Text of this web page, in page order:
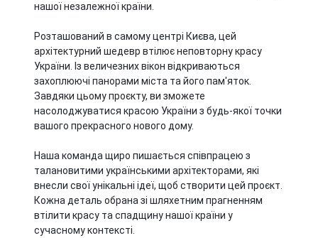
нашої незалежної країни.
Розташований в самому центрі Києва, цей
архітектурний шедевр втілює неповторну красу
України. Із величезних вікон відкриваються
захоплюючі панорами міста та його пам'яток.
Завдяки цьому проєкту, ви зможете
насолоджуватися красою України з будь-якої точки
вашого прекрасного нового дому.
Наша команда щиро пишається співпрацею з
талановитими українськими архітекторами, які
внесли свої унікальні ідеї, щоб створити цей проєкт.
Кожна деталь обрана зі шляхетним прагненням
втілити красу та спадщину нашої країни у
сучасному контексті.